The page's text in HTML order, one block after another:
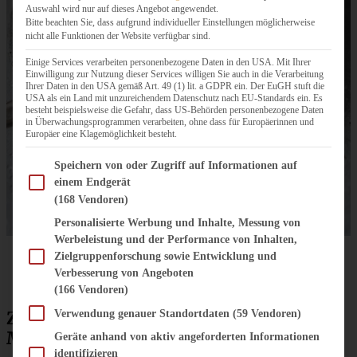
Zutaten für Himbeer Herztorte zum
Muttertag mit Himbeer-Quark-Sahne
Auswahl wird nur auf dieses Angebot angewendet.
Bitte beachten Sie, dass aufgrund individueller Einstellungen möglicherweise
nicht alle Funktionen der Website verfügbar sind.
Einige Services verarbeiten personenbezogene Daten in den USA. Mit Ihrer
Einwilligung zur Nutzung dieser Services willigen Sie auch in die Verarbeitung
Ihrer Daten in den USA gemäß Art. 49 (1) lit. a GDPR ein. Der EuGH stuft die
USA als ein Land mit unzureichendem Datenschutz nach EU-Standards ein. Es
besteht beispielsweise die Gefahr, dass US-Behörden personenbezogene Daten
in Überwachungsprogrammen verarbeiten, ohne dass für Europäerinnen und
Europäer eine Klagemöglichkeit besteht.
Im Folgenden finden Sie eine Liste der Zwecke des IAB Transparency and Consent
Speichern von oder Zugriff auf Informationen auf
einem Endgerät
(168 Vendoren)
Personalisierte Werbung und Inhalte, Messung von
Werbeleistung und der Performance von Inhalten,
Zielgruppenforschung sowie Entwicklung und
Verbesserung von Angeboten
(166 Vendoren)
Verwendung genauer Standortdaten (59 Vendoren)
Geräte anhand von aktiv angeforderten Informationen
identifizieren